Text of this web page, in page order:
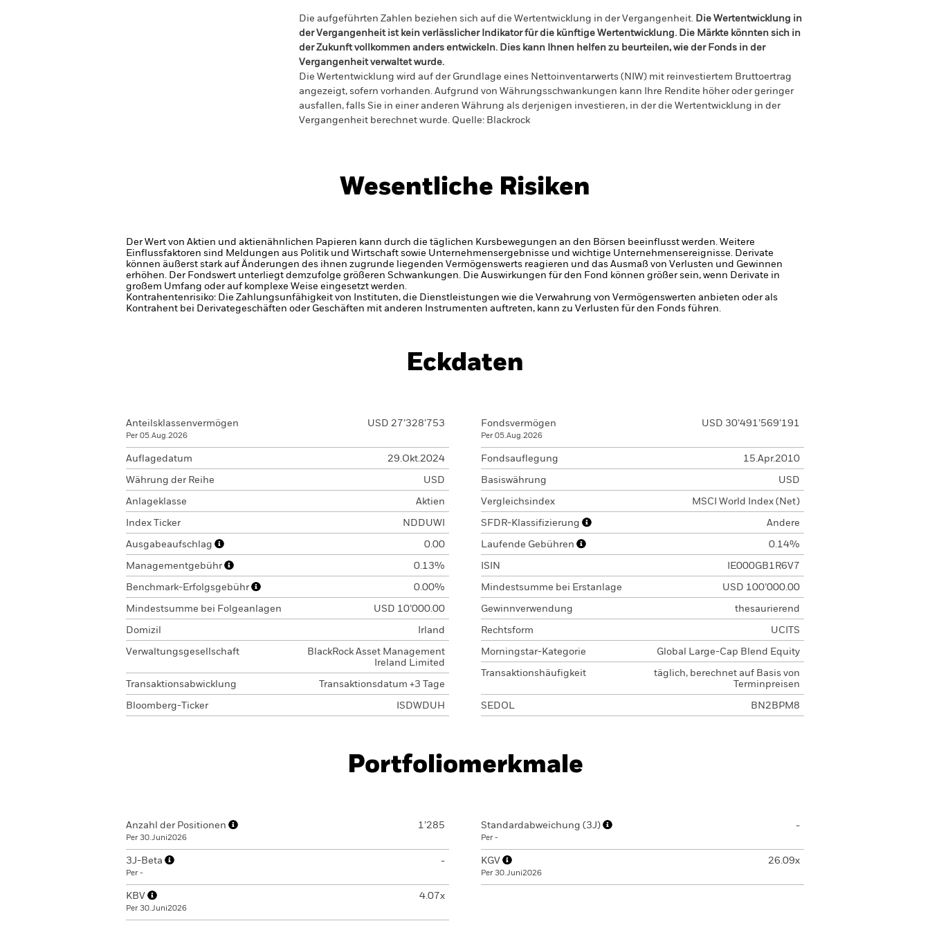
Die aufgeführten Zahlen beziehen sich auf die Wertentwicklung in der Vergangenheit. Die Wertentwicklung in
der Vergangenheit ist kein verlässlicher Indikator für die künftige Wertentwicklung. Die Märkte könnten sich in
der Zukunft vollkommen anders entwickeln. Dies kann Ihnen helfen zu beurteilen, wie der Fonds in der
Vergangenheit verwaltet wurde.
Die Wertentwicklung wird auf der Grundlage eines Nettoinventarwerts (NIW) mit reinvestiertem Bruttoertrag
angezeigt, sofern vorhanden. Aufgrund von Währungsschwankungen kann Ihre Rendite höher oder geringer
ausfallen, falls Sie in einer anderen Währung als derjenigen investieren, in der die Wertentwicklung in der
Vergangenheit berechnet wurde. Quelle: Blackrock
Wesentliche Risiken
Der Wert von Aktien und aktienähnlichen Papieren kann durch die täglichen Kursbewegungen an den Börsen beeinflusst werden. Weitere
Einflussfaktoren sind Meldungen aus Politik und Wirtschaft sowie Unternehmensergebnisse und wichtige Unternehmensereignisse. Derivate
können äußerst stark auf Änderungen des ihnen zugrunde liegenden Vermögenswerts reagieren und das Ausmaß von Verlusten und Gewinnen
erhöhen. Der Fondswert unterliegt demzufolge größeren Schwankungen. Die Auswirkungen für den Fond können größer sein, wenn Derivate in
großem Umfang oder auf komplexe Weise eingesetzt werden.
Kontrahentenrisiko: Die Zahlungsunfähigkeit von Instituten, die Dienstleistungen wie die Verwahrung von Vermögenswerten anbieten oder als
Kontrahent bei Derivategeschäften oder Geschäften mit anderen Instrumenten auftreten, kann zu Verlusten für den Fonds führen.
Eckdaten
Anteilsklassenvermögen
Per 05.Aug.2026
USD 27’328’753
Auflagedatum 29.Okt.2024
Währung der Reihe USD
Anlageklasse Aktien
Index Ticker NDDUWI
Ausgabeaufschlag 0.00
Managementgebühr 0.13%
Benchmark-Erfolgsgebühr 0.00%
Mindestsumme bei Folgeanlagen USD 10’000.00
Domizil Irland
Verwaltungsgesellschaft
BlackRock Asset Management
Ireland Limited
Transaktionsabwicklung Transaktionsdatum +3 Tage
Bloomberg-Ticker ISDWDUH
Fondsvermögen
Per 05.Aug.2026
USD 30’491’569’191
Fondsauflegung 15.Apr.2010
Basiswährung USD
Vergleichsindex MSCI World Index (Net)
SFDR-Klassifizierung Andere
Laufende Gebühren 0.14%
ISIN IE000GB1R6V7
Mindestsumme bei Erstanlage USD 100’000.00
Gewinnverwendung thesaurierend
Rechtsform UCITS
Morningstar-Kategorie Global Large-Cap Blend Equity
Transaktionshäufigkeit
täglich, berechnet auf Basis von
Terminpreisen
SEDOL BN2BPM8
Portfoliomerkmale
Anzahl der Positionen
Per 30.Juni2026
1’285
3J-Beta
Per -
-
KBV
Per 30.Juni2026
4.07x
Standardabweichung (3J)
Per -
-
KGV
Per 30.Juni2026
26.09x